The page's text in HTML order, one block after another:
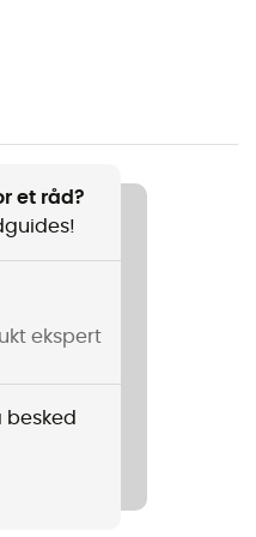
et råd?
ekspert
besked